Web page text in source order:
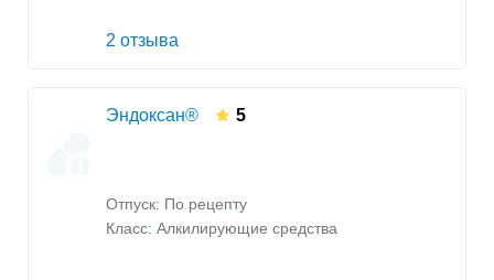
2 отзыва
Эндоксан® 5
Отпуск: По рецепту
Класс: Алкилирующие средства